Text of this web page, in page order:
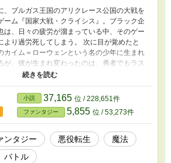
、ブルガス王国のアリクレース公国の大戦を
ーム『国家大戦・クライシス』。ブラック企
は、日々の疲労が溜まっている中、そのゲー
より過労死してしまう。 次に目が覚めたと
カイム＝ローウェンという名の少年に生まれ
が、彼が生まれ変わったのは、勇者でもラス
名前すら登場しない悪役サイドのモブキャラ
で配下達はラスボスに利用されたあげく、
いう運命で……？ 「ちくしょう！ 死んで
、殺されないために努力することを決め
あってか、カイムは規格外の魔力と実力を
さらには原作知識で次々と殺される運命だっ
一大勢力の頭へと駆け上る！ これは、死ぬ
、最凶へと成り上がる物語だ。 本作は
も公開しています カクヨムでのタイトル
小説 37,165 位 / 228,651件
ファンタジー 5,855 位 / 53,273件
ンタジー 悪役転生
魔法
バトル